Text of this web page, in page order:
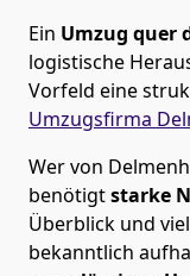
Ein Umzug quer
logistische
Vorfeld eine
Umzugsfirma
Wer von
benötigtstarke
Überblick und
bekanntlich